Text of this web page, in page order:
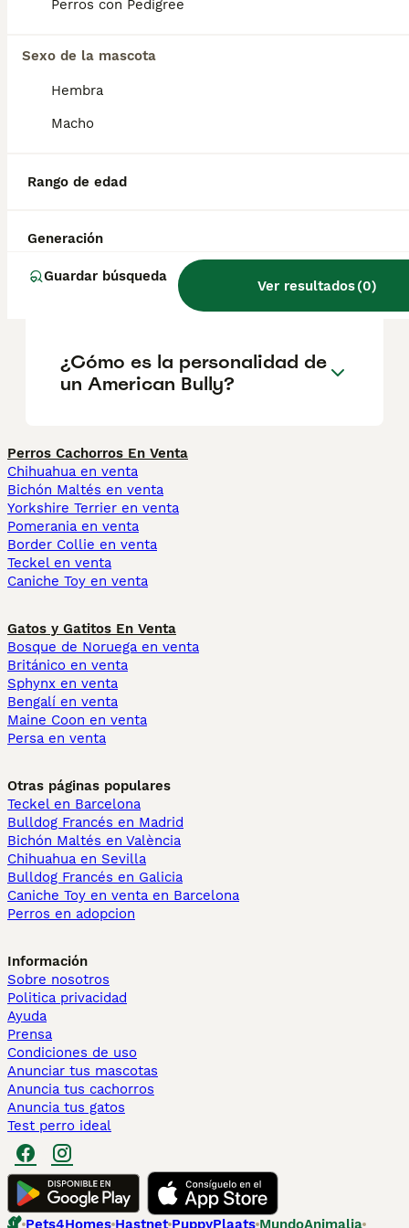
Perros con Pedigree
Sexo de la mascota
Hembra
Macho
Rango de edad
Generación
Guardar búsqueda
Ver resultados(0)
¿Es el American Bully una
¿Es el American Bully
¿Cuántos años vive un
American Bully?
¿Cómo es la personalidad de
un American Bully?
Perros Cachorros En Venta
Chihuahua en venta
Bichón Maltés en venta
Yorkshire Terrier en venta
Pomerania en venta
Border Collie en venta
Teckel en venta
Caniche Toy en venta
Gatos y Gatitos En Venta
Bosque de Noruega en venta
Británico en venta
Sphynx en venta
Bengalí en venta
Maine Coon en venta
Persa en venta
Otras páginas populares
Teckel en Barcelona
Bulldog Francés en Madrid
Bichón Maltés en València
Chihuahua en Sevilla
Bulldog Francés en Galicia
Caniche Toy en venta en Barcelona
Perros en adopcion
Información
Sobre nosotros
Politica privacidad
Ayuda
Prensa
Condiciones de uso
Anunciar tus mascotas
Anuncia tus cachorros
Anuncia tus gatos
Test perro ideal